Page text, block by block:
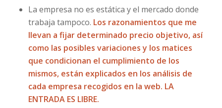
La empresa no es estática y el mercado donde
trabaja tampoco. Los razonamientos que me
llevan a fijar determinado precio objetivo, así
como las posibles variaciones y los matices
que condicionan el cumplimiento de los
mismos, están explicados en los análisis de
cada empresa recogidos en la web. LA
ENTRADA ES LIBRE.